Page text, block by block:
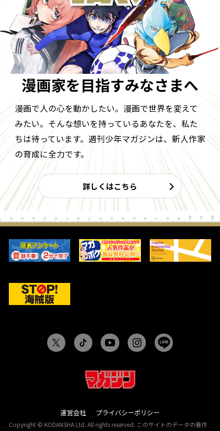
漫画家を目指すみなさまへ
漫画で人の心を動かしたい。漫画で世界を変えて
みたい。そんな想いを持っているあなたを、私た
ちは待っています。週刊少年マガジンは、新人作家
の育成に全力です。
詳しくはこちら
運営会社 プライバシーポリシー
Copyright © KODANSHA Ltd. All rights reserved. このサイトのデータの著作